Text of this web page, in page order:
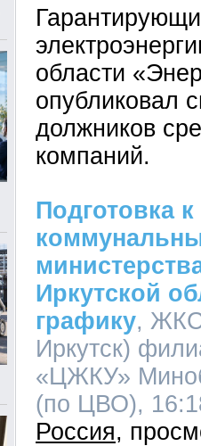
области
опубликовал
должников
компаний.
Подготовка
Иркутской
графику,
Иркутск)
«ЦЖКУ»
(по ЦВО),
Россия